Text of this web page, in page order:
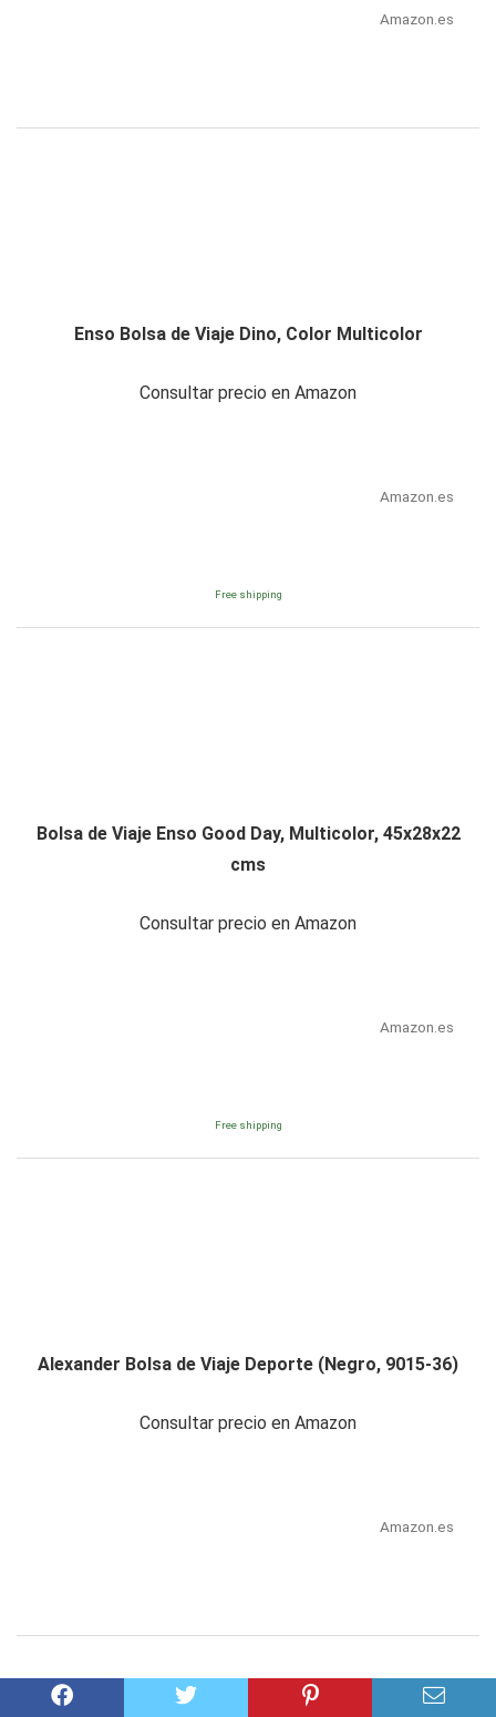
Amazon.es
Enso Bolsa de Viaje Dino, Color Multicolor
Consultar precio en Amazon
Amazon.es
Free shipping
Bolsa de Viaje Enso Good Day, Multicolor, 45x28x22
cms
Consultar precio en Amazon
Amazon.es
Free shipping
Alexander Bolsa de Viaje Deporte (Negro, 9015-36)
Consultar precio en Amazon
Amazon.es